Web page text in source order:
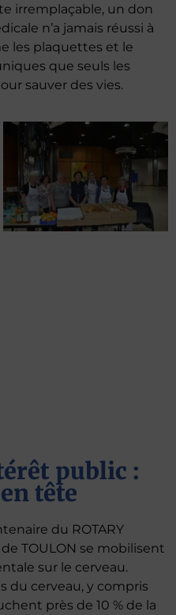
irremplaçable, un don
n’a jamais réussi à
les plaquettes et le
que seuls les
sauver des vies.
public :
tête
du ROTARY
TOULON se mobilisent
sur le cerveau.
du cerveau, y compris
près de 10 % de la